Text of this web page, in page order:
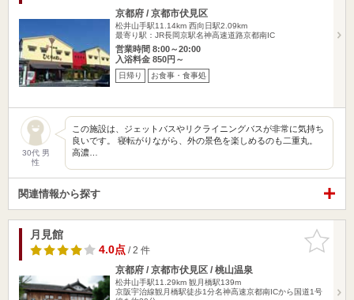
京都府 / 京都市伏見区
松井山手駅11.14km 西向日駅2.09km
最寄り駅：JR長岡京駅名神高速道路京都南IC
営業時間 8:00～20:00
入浴料金 850円～
日帰り お食事・食事処
30代 男
性
この施設は、ジェットバスやリクライニングバスが非常に気持ち
良いです。 寝転がりながら、外の景色を楽しめるのも二重丸。
高濃…
関連情報から探す
お気に入
りに追加
月見館
4.0点/ 2 件
京都府 / 京都市伏見区 / 桃山温泉
松井山手駅11.29km 観月橋駅139m
京阪宇治線観月橋駅徒歩1分名神高速京都南ICから国道1号